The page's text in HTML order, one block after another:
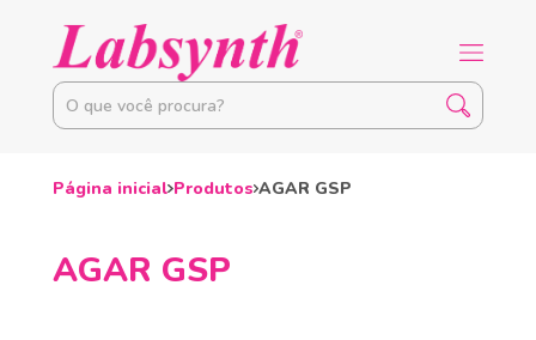
Página inicial Produtos AGAR GSP
AGAR GSP